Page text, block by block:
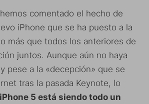
comentado el hecho de
iPhone que se ha puesto a la
más que todos los anteriores de
juntos. Aunque aún no haya
pese a la «decepción» que se
tras la pasada Keynote, lo
5 está siendo todo un